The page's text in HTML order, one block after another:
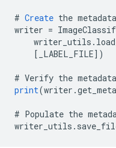
# Create the metadata
writer =
writer_utils .
[ _LABEL_FILE] )
# Verify the metadata
print(writer .
# Populate the
writer_utils .